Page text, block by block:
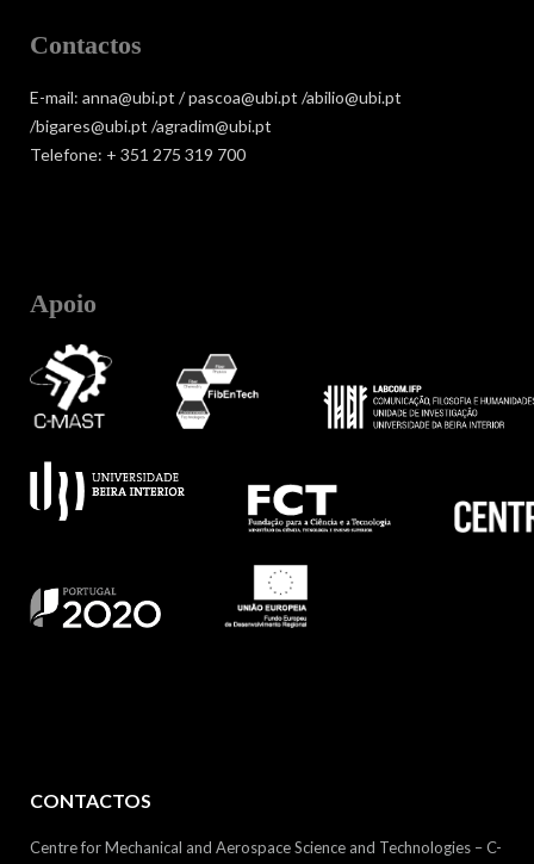
Contactos
E-mail: anna@ubi.pt / pascoa@ubi.pt /abilio@ubi.pt
/bigares@ubi.pt /agradim@ubi.pt
Telefone: + 351 275 319 700
Apoio
CONTACTOS
Centre for Mechanical and Aerospace Science and Technologies – C-